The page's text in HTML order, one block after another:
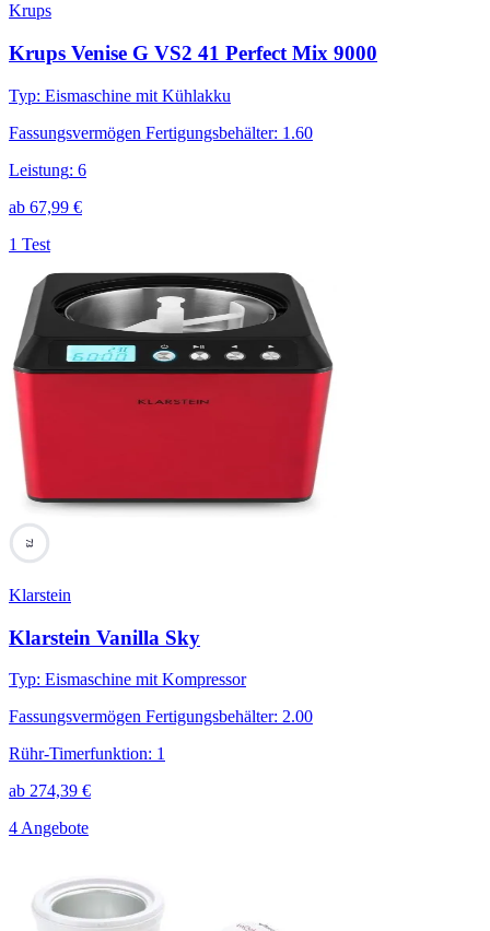
Krups
Krups Venise G VS2 41 Perfect Mix 9000
Typ: Eismaschine mit Kühlakku
Fassungsvermögen Fertigungsbehälter: 1.60
Leistung: 6
ab 67,99 €
1 Test
73
Klarstein
Klarstein Vanilla Sky
Typ: Eismaschine mit Kompressor
Fassungsvermögen Fertigungsbehälter: 2.00
Rühr-Timerfunktion: 1
ab 274,39 €
4 Angebote